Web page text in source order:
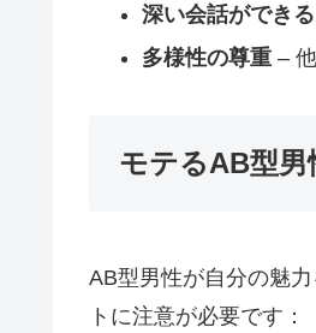
深い会話ができる
多様性の尊重– 他
モテるAB型
AB型男性が自分の魅
トに注意が必要です：